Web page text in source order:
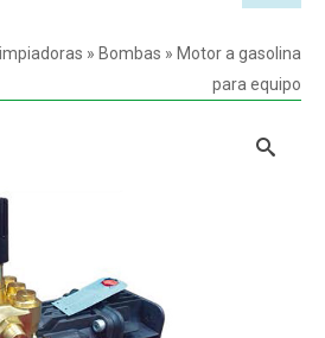
» Bombas » Motor a gasolina
para equipo